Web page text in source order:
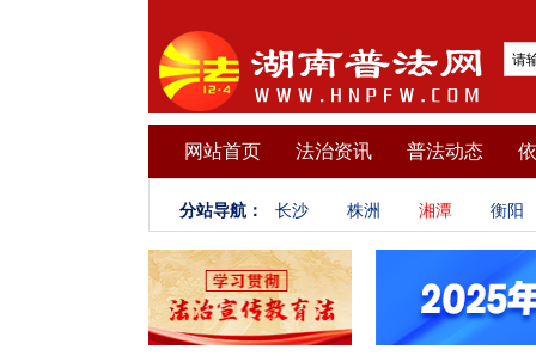
网站首页 法治资讯 普法动态
分站导航： 长沙 株洲 湘潭 衡阳